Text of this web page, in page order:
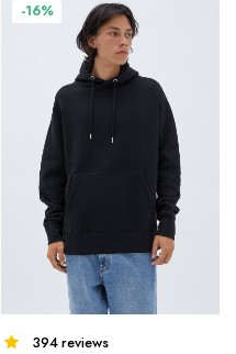
-16%
394 reviews